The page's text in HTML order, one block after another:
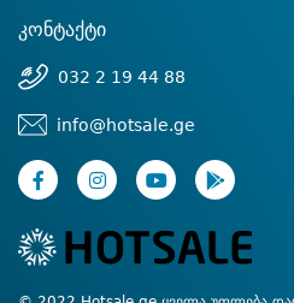
კონტაქტი
032 2 19 44 88
info@hotsale.ge